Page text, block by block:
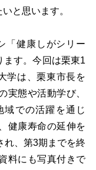
と思います。
「健康しがシリー
ます。今回は栗東1
学は、栗東市長を
実態や活動学び、
域での活躍を通じ
健康寿命の延伸を
れ、第3期までを終
料にも写真付きで